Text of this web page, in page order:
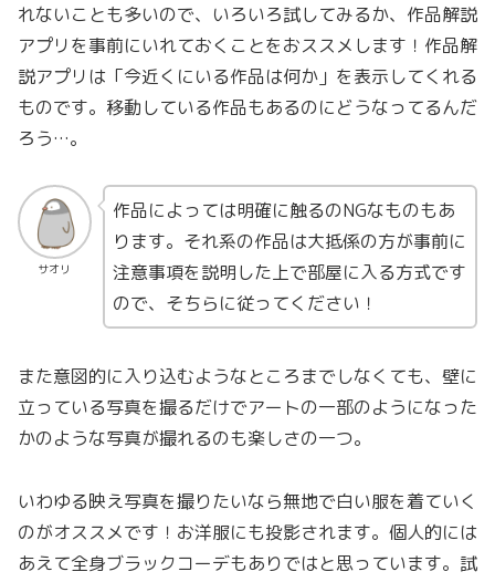
れないことも多いので、いろいろ試してみるか、作品解説
アプリを事前にいれておくことをおススメします！作品解
説アプリは「今近くにいる作品は何か」を表示してくれる
ものです。移動している作品もあるのにどうなってるんだ
ろう…。
サオリ
作品によっては明確に触るのNGなものもあ
ります。それ系の作品は大抵係の方が事前に
注意事項を説明した上で部屋に入る方式です
ので、そちらに従ってください！
また意図的に入り込むようなところまでしなくても、壁に
立っている写真を撮るだけでアートの一部のようになった
かのような写真が撮れるのも楽しさの一つ。
いわゆる映え写真を撮りたいなら無地で白い服を着ていく
のがオススメです！お洋服にも投影されます。個人的には
あえて全身ブラックコーデもありではと思っています。試